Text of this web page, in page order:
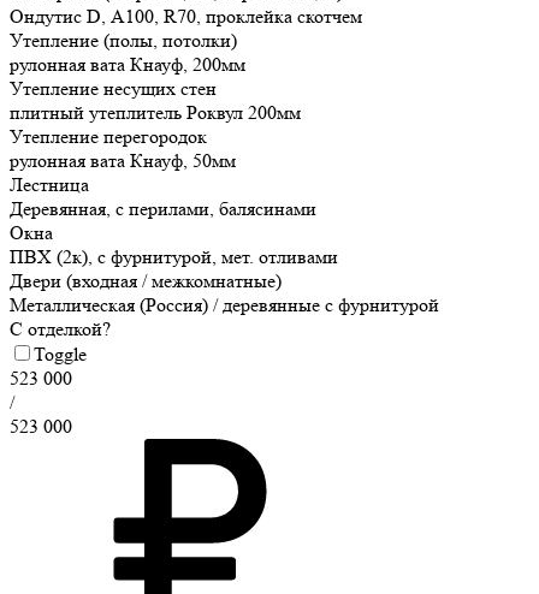
Ондутис D, А100, R70, проклейка скотчем
Утепление (полы, потолки)
рулонная вата Кнауф, 200мм
Утепление несущих стен
плитный утеплитель Роквул 200мм
Утепление перегородок
рулонная вата Кнауф, 50мм
Лестница
Деревянная, с перилами, балясинами
Окна
ПВХ (2к), с фурнитурой, мет. отливами
Двери (входная / межкомнатные)
Металлическая (Россия) / деревянные с фурнитурой
С отделкой?
Toggle
523 000
/
523 000